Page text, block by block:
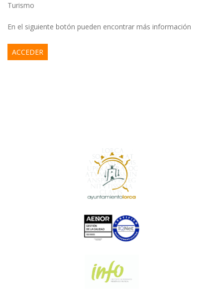
Turismo
En el siguiente botón pueden encontrar más información
ACCEDER